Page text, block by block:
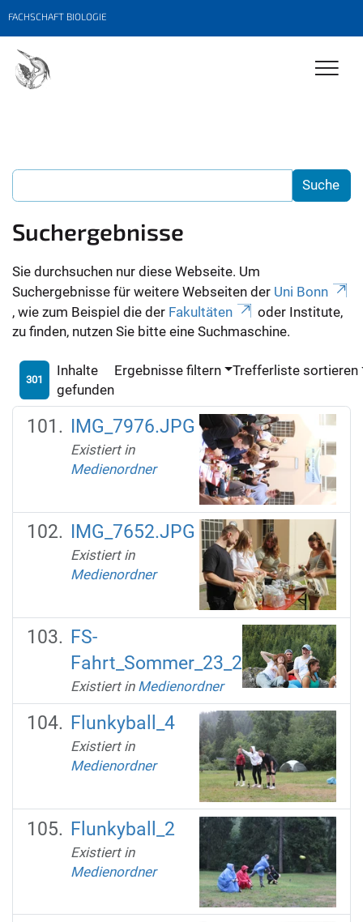
FACHSCHAFT BIOLOGIE
Suchergebnisse
Sie durchsuchen nur diese Webseite. Um
Suchergebnisse für weitere Webseiten der Uni Bonn
, wie zum Beispiel die der Fakultäten
oder Institute,
zu finden, nutzen Sie bitte eine Suchmaschine.
301
Inhalte
gefunden
Ergebnisse filtern Trefferliste sortieren
IMG_7976.JPG
Existiert in
Medienordner
IMG_7652.JPG
Existiert in
Medienordner
FS-
Fahrt_Sommer_23_2
Existiert in Medienordner
Flunkyball_4
Existiert in
Medienordner
Flunkyball_2
Existiert in
Medienordner